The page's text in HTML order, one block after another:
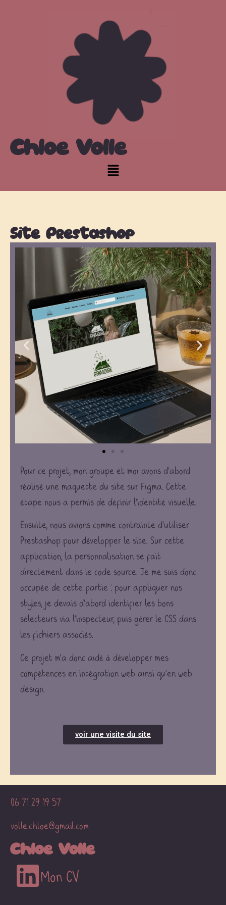
Chloé Volle
Site Prestashop
Pour ce projet, mon groupe et moi avons d’abord
réalisé une maquette du site sur Figma. Cette
étape nous a permis de définir l’identité visuelle.
Ensuite, nous avions comme contrainte d’utiliser
Prestashop pour développer le site. Sur cette
application, la personnalisation se fait
directement dans le code source. Je me suis donc
occupée de cette partie : pour appliquer nos
styles, je devais d’abord identifier les bons
sélecteurs via l’inspecteur, puis gérer le CSS dans
les fichiers associés.
Ce projet m’a donc aidé à développer mes
compétences en intégration web ainsi qu’en web
design.
voir une visite du site
06 71 29 19 57
volle.chloe@gmail.com
Chloé Volle
Mon CV